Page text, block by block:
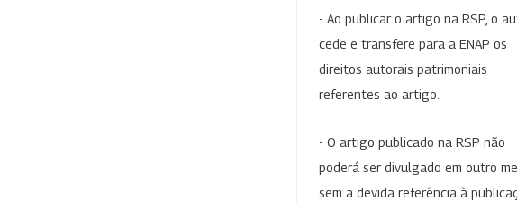
- Ao publicar o artigo na RSP, o
cede e transfere para a ENAP os
direitos autorais patrimoniais
referentes ao artigo.
- O artigo publicado na RSP não
poderá ser divulgado em outro
sem a devida referência à